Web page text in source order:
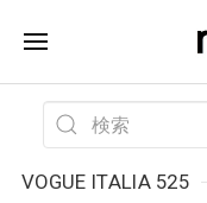
VOGUE ITALIA 525